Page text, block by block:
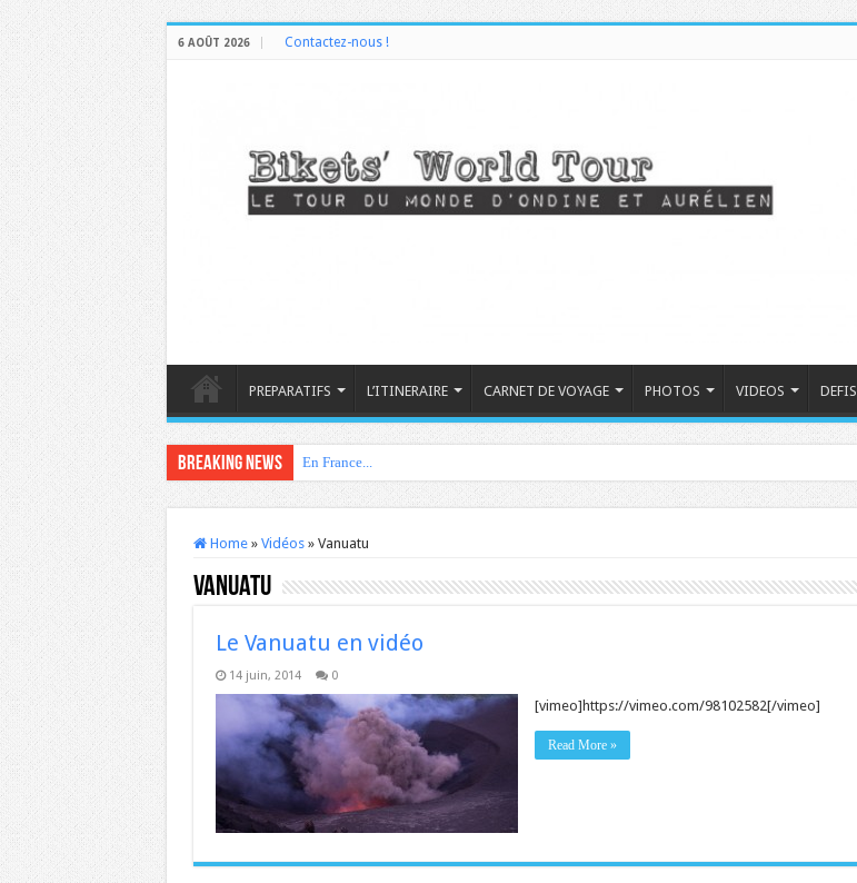
6 AOÛT 2026 Contactez-nous !
PREPARATIFS L’ITINERAIRE CARNET DE VOYAGE PHOTOS VIDEOS DEFIS
Breaking News En France...
Home » Vidéos » Vanuatu
Vanuatu
Le Vanuatu en vidéo
14 juin, 2014 0
[vimeo]https://vimeo.com/98102582[/vimeo]
Read More »